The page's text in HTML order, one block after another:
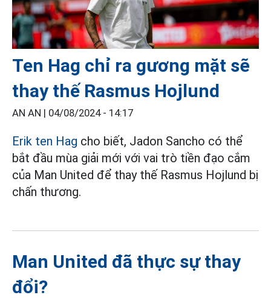
Ten Hag chỉ ra gương mặt sẽ
thay thế Rasmus Hojlund
AN AN | 04/08/2024 - 14:17
Erik ten Hag cho biết, Jadon Sancho có thể
bắt đầu mùa giải mới với vai trò tiền đạo cắm
của Man United để thay thế Rasmus Hojlund bị
chấn thương.
Man United đã thực sự thay
đổi?